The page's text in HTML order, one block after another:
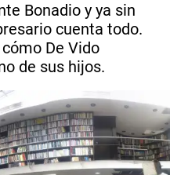
Bonadio y ya sin
cuenta todo.
De Vido
de sus hijos.